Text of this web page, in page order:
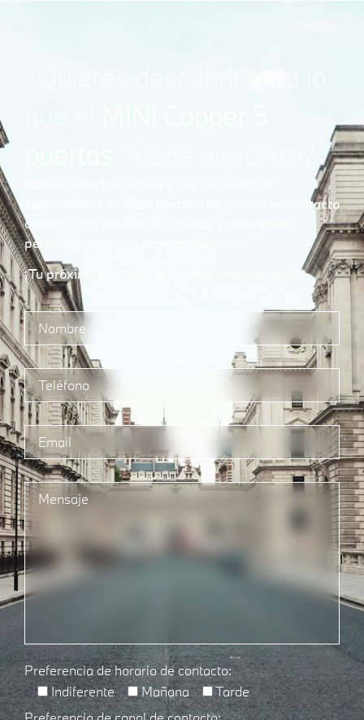
especialistas de MINI Bertolín se pondrá en contacto
contigo para resolver tus dudas y asesorarte
personalmente, sin compromiso.
¡Tu próxima aventura al volante empieza aquí!
Preferencia de horario de contacto:
Indiferente
Mañana
Tarde